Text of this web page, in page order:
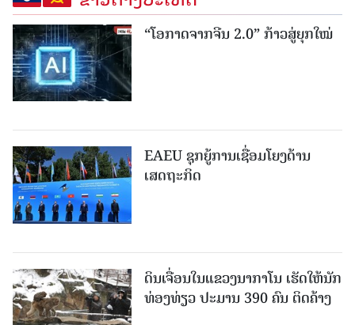
“ໂອກາດຈາກຈີນ 2.0” ກ້າວສູ່ຍຸກໃໝ່
EAEU ຊຸກຍູ້ການເຊື່ອມໂຍງດ້ານ
ເສດຖະກິດ
ດິນເຈື່ອນໃນແຂວງນາກາໂນ ເຮັດໃຫ້ນັກ
ທ່ອງທ່ຽວ ປະມານ 390 ຄົນ ຕິດຄ້າງ